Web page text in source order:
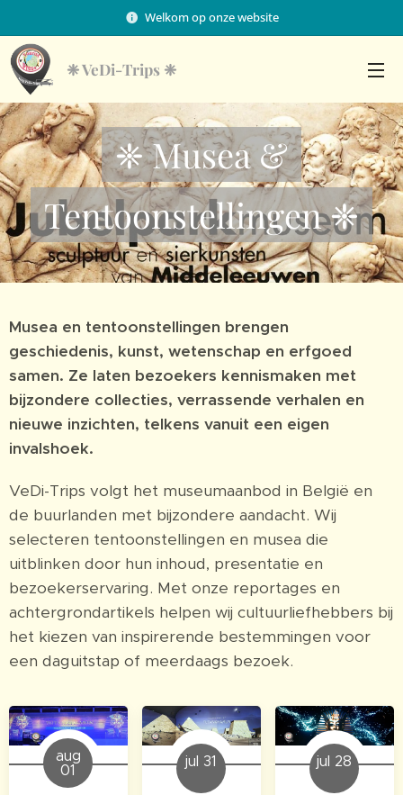
Welkom op onze website
❈VeDi-Trips ❈
❈ Musea &
Tentoonstellingen ❈
Musea en tentoonstellingen brengen
geschiedenis, kunst, wetenschap en erfgoed
samen. Ze laten bezoekers kennismaken met
bijzondere collecties, verrassende verhalen en
nieuwe inzichten, telkens vanuit een eigen
invalshoek.
VeDi-Trips volgt het museumaanbod in België en
de buurlanden met bijzondere aandacht. Wij
selecteren tentoonstellingen en musea die
uitblinken door hun inhoud, presentatie en
bezoekerservaring. Met onze reportages en
achtergrondartikels helpen wij cultuurliefhebbers bij
het kiezen van inspirerende bestemmingen voor
een daguitstap of meerdaags bezoek.
aug
01
jul 31 jul 28